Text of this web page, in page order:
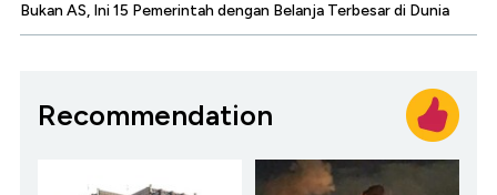
Bukan AS, Ini 15 Pemerintah dengan Belanja Terbesar di Dunia
Recommendation